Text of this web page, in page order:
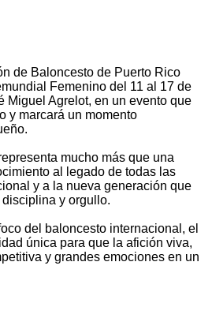
de Baloncesto de Puerto Rico
Femenino del 11 al 17 de
Miguel Agrelot, en un evento que
y marcará un momento
mucho más que una
al legado de todas las
y a la nueva generación que
y orgullo.
del baloncesto internacional, el
única para que la afición viva,
y grandes emociones en un